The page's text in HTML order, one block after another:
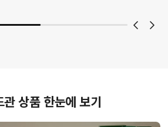
관 상품 한눈에 보기